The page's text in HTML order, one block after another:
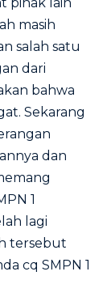
masih
salah satu
dari
bahwa
Sekarang
dan
1
lagi
tersebut
cq SMPN 1